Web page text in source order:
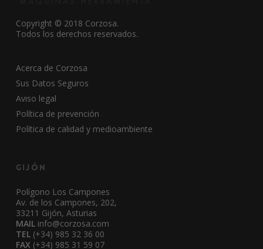
Copyright © 2018 Corzosa.
Todos los derechos reservados.
Acerca de Corzosa
Sus Datos Seguros
Aviso legal
Política de prevención
Política de calidad y medioambiente
Gijón
Polígono Los Campones
Av. de los Campones, 202,
33211 Gijón, Asturias
MAIL info@corzosa.com
TEL (+34) 985 32 36 00
FAX(+34) 985 31 59 07